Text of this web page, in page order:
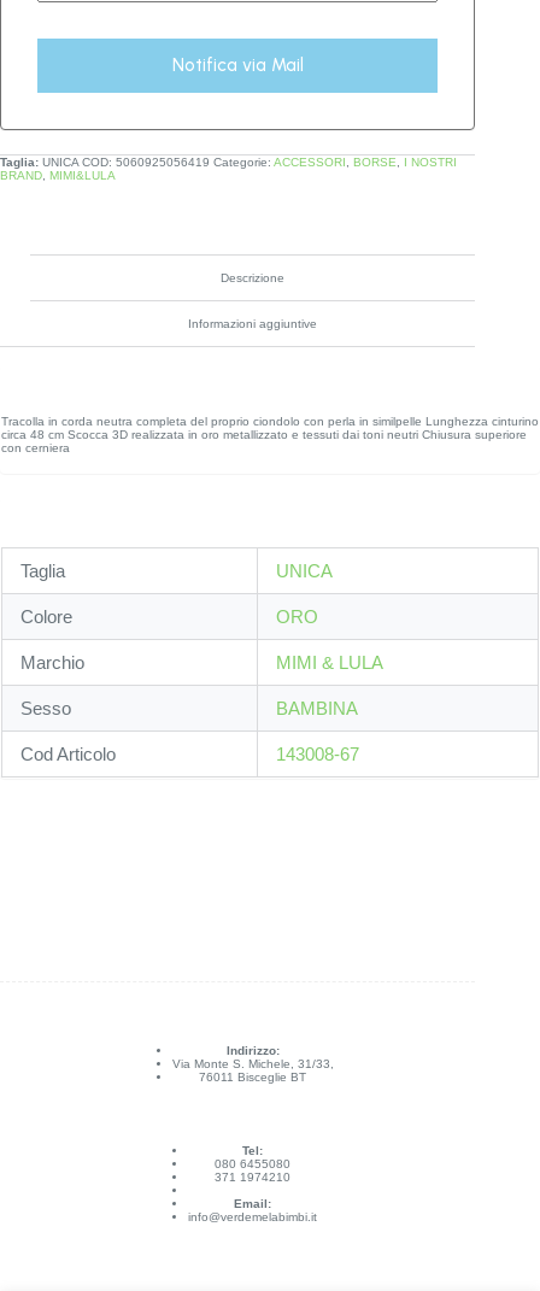
Notifica via Mail
Taglia: UNICA COD: 5060925056419 Categorie: ACCESSORI BORSE
I NOSTRI
BRAND MIMI&LULA
Descrizione
Informazioni aggiuntive
Tracolla in corda neutra completa del proprio ciondolo con perla in similpelle Lunghezza cinturino
circa 48 cm Scocca 3D realizzata in oro metallizzato e tessuti dai toni neutri Chiusura superiore
con cerniera
Taglia UNICA
Colore ORO
Marchio MIMI & LULA
Sesso BAMBINA
Cod Articolo 143008-67
Indirizzo:
Via Monte S. Michele, 31/33,
76011 Bisceglie BT
Tel:
080 6455080
371 1974210
Email:
info@verdemelabimbi.it